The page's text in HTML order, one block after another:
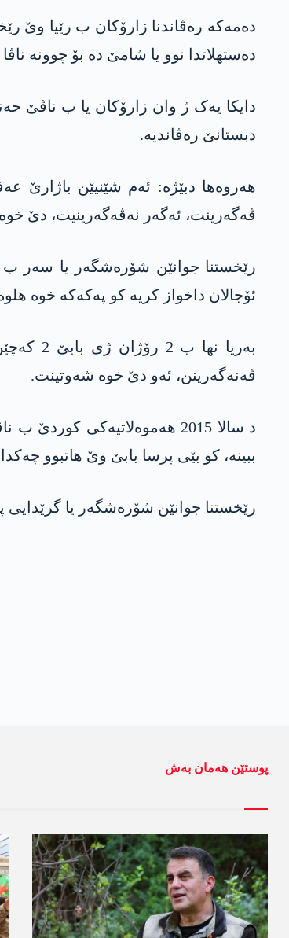
دەستھلاتدا نوو یا شامێ دە بۆ چوونە
دبستانێ رەڤاندیە.
ھەروەھا دبێژە: ئەم شێنیێن باژارێ
ڤەگەرینت، ئەگەر نەڤەگەرینیت، دێ
رێخستنا جوانێن شۆرەشگەر یا سەر ب
ئۆجالان داخواز کریە کو پەکەکە خوە
بەریا
ڤەنەگەرینن، ئەو دێ خوە شەوتینت.
د سالا 2015 ھەموەلاتیەکی
ببینە، کو بێی پرسا بابێ وێ ھاتبوو
رێخستنا جوانێن شۆرەشگەر یا
پوستێن ھەمان بەش